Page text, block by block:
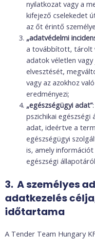
nyilatkozat vagy a
kifejező cselekedet
az őt érintő
„adatvédelmi
a továbbított, tárolt
adatok véletlen
elvesztését,
vagy az azokhoz
eredményezi;
„egészségügyi adat”
pszichikai
adat, ideértve a
egészségügyi
is, amely
egészségi
3. A személyes
adatkezelés
időtartama
A Tender Team Hungary